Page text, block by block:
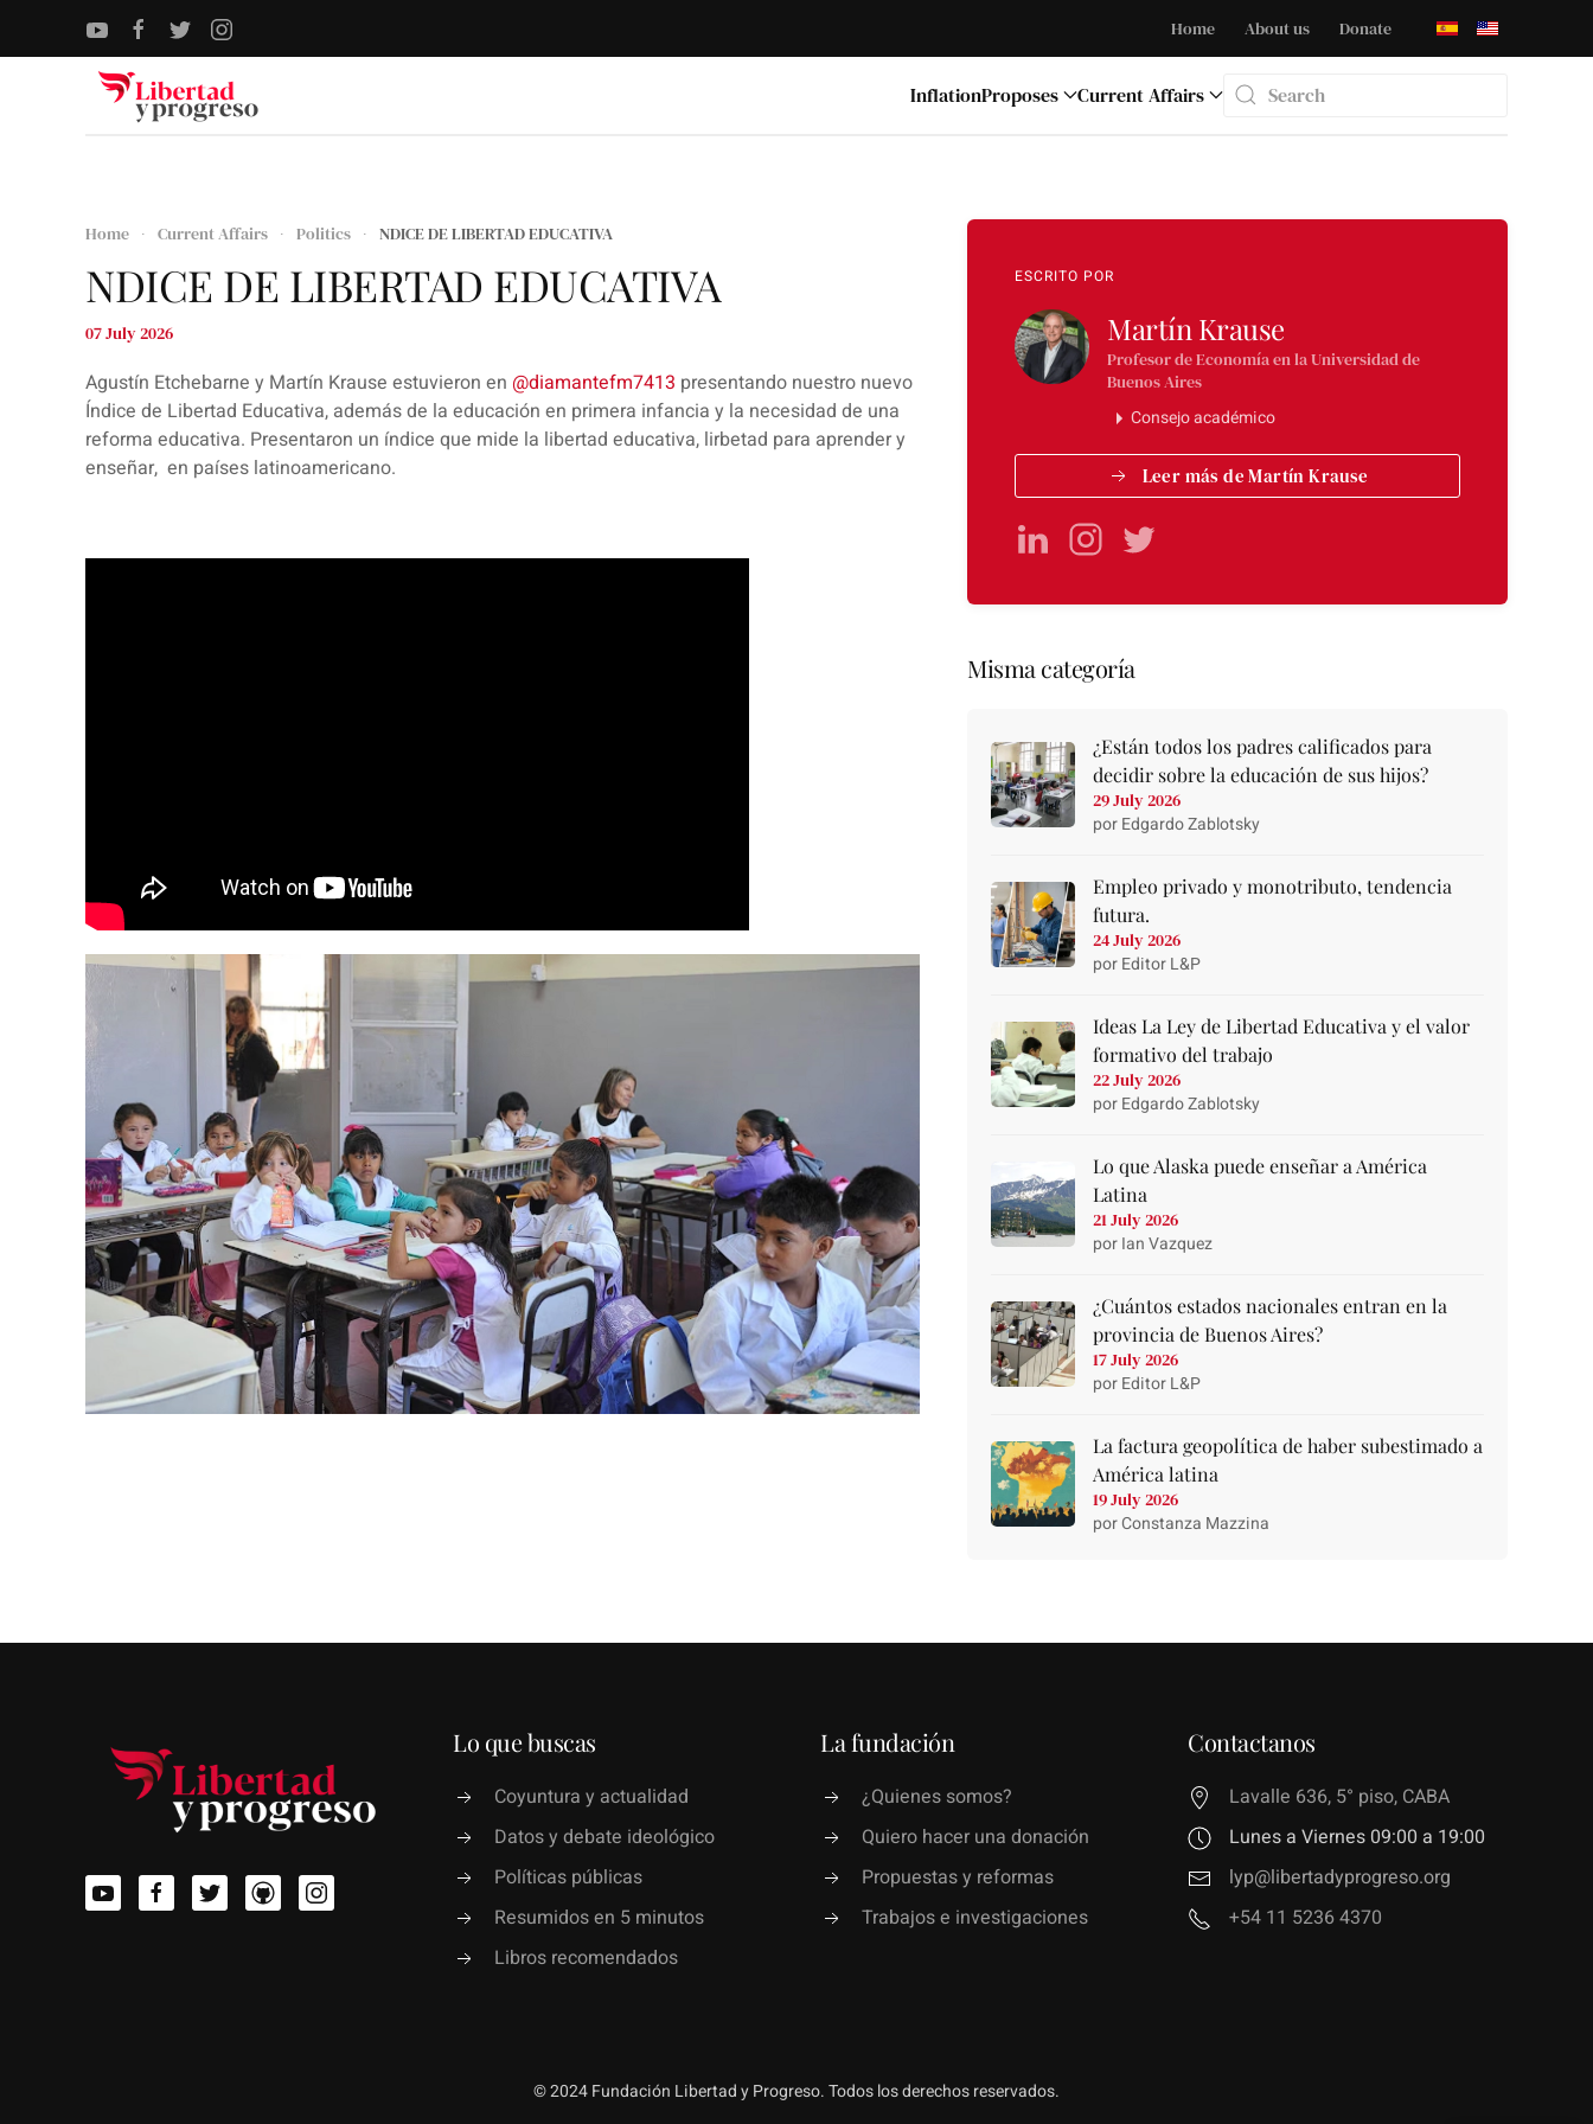
Skip to main content
Home About us Donate
InflationProposes
Current Affairs
Home Current Affairs Politics NDICE DE LIBERTAD EDUCATIVA
NDICE DE LIBERTAD EDUCATIVA
07 July 2026
Agustín Etchebarne y Martín Krause estuvieron en ‪@diamantefm7413‬ presentando nuestro nuevo
Índice de Libertad Educativa, además de la educación en primera infancia y la necesidad de una
reforma educativa. Presentaron un índice que mide la libertad educativa, lirbetad para aprender y
enseñar, en países latinoamericano.
ESCRITO POR
Martín Krause
Profesor de Economía en la Universidad de
Buenos Aires
Consejo académico
Leer más de Martín Krause
Misma categoría
¿Están todos los padres calificados para
decidir sobre la educación de sus hijos?
29 July 2026
por Edgardo Zablotsky
Empleo privado y monotributo, tendencia
futura.
24 July 2026
por Editor L&P
Ideas La Ley de Libertad Educativa y el valor
formativo del trabajo
22 July 2026
por Edgardo Zablotsky
Lo que Alaska puede enseñar a América
Latina
21 July 2026
por Ian Vazquez
¿Cuántos estados nacionales entran en la
provincia de Buenos Aires?
17 July 2026
por Editor L&P
La factura geopolítica de haber subestimado a
América latina
19 July 2026
por Constanza Mazzina
Lo que buscas
Coyuntura y actualidad
Datos y debate ideológico
Políticas públicas
Resumidos en 5 minutos
Libros recomendados
La fundación
¿Quienes somos?
Quiero hacer una donación
Propuestas y reformas
Trabajos e investigaciones
Contactanos
Lavalle 636, 5° piso, CABA
Lunes a Viernes 09:00 a 19:00
lyp@libertadyprogreso.org
+54 11 5236 4370
© 2024 Fundación Libertad y Progreso. Todos los derechos reservados.